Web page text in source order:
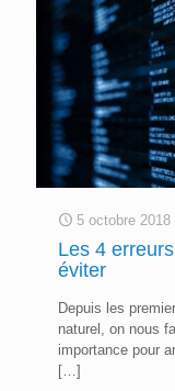
5 octobre 2018
Les 4
éviter
Depuis les
naturel, on nous
importance pour
[…]